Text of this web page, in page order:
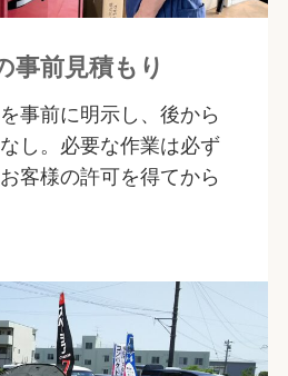
事前見積もり
事前に明示し、後から
し。必要な作業は必ず
客様の許可を得てから